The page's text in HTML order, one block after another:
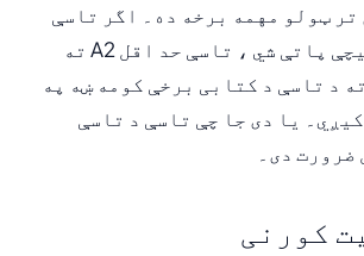
تر ټولو مهمه برخه ده۔ اگر تاسې
نطق کې B1 سره نیچې پاتې شي ، تاسې حد اقل A2 ته
د تاسې د کتابی برخې کومه ښه په
یا دی جا چې تاسې د تاسې
دی۔